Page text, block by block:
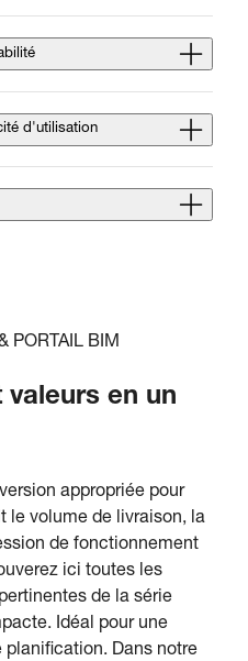
d'utilisation
PORTAIL BIM
valeurs en un
appropriée pour
le volume de livraison, la
de fonctionnement
ici toutes les
de la série
Idéal pour une
Dans notre